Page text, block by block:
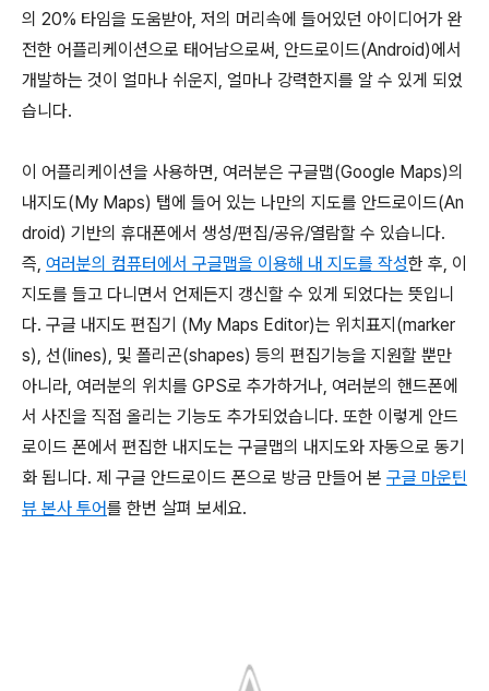
의 20% 타임을 도움받아, 저의 머리속에 들어있던 아이디어가 완
전한 어플리케이션으로 태어남으로써, 안드로이드(Android)에서
개발하는 것이 얼마나 쉬운지, 얼마나 강력한지를 알 수 있게 되었
습니다.
이 어플리케이션을 사용하면, 여러분은 구글맵(Google Maps)의
내지도(My Maps) 탭에 들어 있는 나만의 지도를 안드로이드(An
droid) 기반의 휴대폰에서 생성/편집/공유/열람할 수 있습니다.
즉, 여러분의 컴퓨터에서 구글맵을 이용해 내 지도를 작성한 후, 이
지도를 들고 다니면서 언제든지 갱신할 수 있게 되었다는 뜻입니
다. 구글 내지도 편집기 (My Maps Editor)는 위치표지(marker
s), 선(lines), 및 폴리곤(shapes) 등의 편집기능을 지원할 뿐만
아니라, 여러분의 위치를 GPS로 추가하거나, 여러분의 핸드폰에
서 사진을 직접 올리는 기능도 추가되었습니다. 또한 이렇게 안드
로이드 폰에서 편집한 내지도는 구글맵의 내지도와 자동으로 동기
화 됩니다. 제 구글 안드로이드 폰으로 방금 만들어 본 구글 마운틴
뷰 본사 투어를 한번 살펴 보세요.